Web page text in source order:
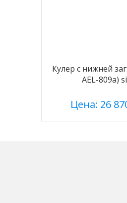
Кулер с нижней
AEL-809a)
Цена: 26